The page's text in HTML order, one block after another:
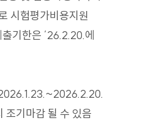
시험평가비용지원
기한은 ’26.2.20.에
조기마감 될 수 있음